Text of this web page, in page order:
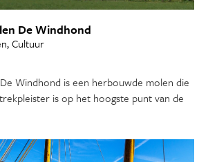
De Windhond
Cultuur
Windhond is een herbouwde molen die
is op het hoogste punt van de